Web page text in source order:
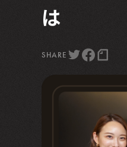
は
SHARE